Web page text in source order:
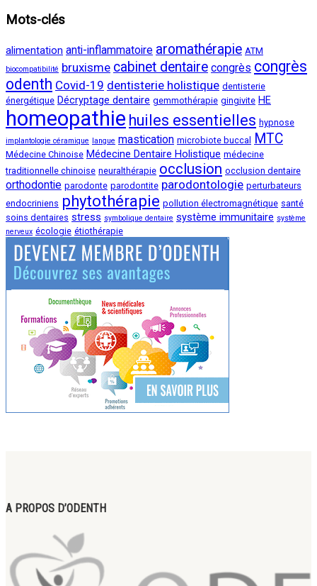
Mots-clés
alimentation anti-inflammatoire aromathérapie ATM
biocompatibilité bruxisme cabinet dentaire congrès congrès
odenth Covid-19 dentisterie holistique dentisterie
énergétique Décryptage dentaire gemmothérapie gingivite HE
homeopathie huiles essentielles hypnose
implantologie céramique langue mastication microbiote buccal MTC
Médecine Chinoise Médecine Dentaire Holistique médecine
traditionnelle chinoise neuralthérapie occlusion occlusion dentaire
orthodontie parodonte parodontite parodontologie perturbateurs
endocriniens phytothérapie pollution électromagnétique santé
soins dentaires stress symbolique dentaire système immunitaire système
nerveux écologie étiothérapie
A PROPOS D’ODENTH